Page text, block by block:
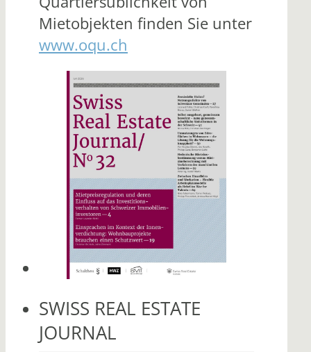
Mietobjekten finden Sie unter
www.oqu.ch
SWISS REAL ESTATE
JOURNAL